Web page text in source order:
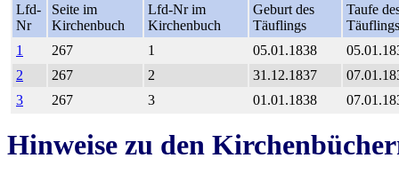
Lfd-
Nr
Seite im
Kirchenbuch
Lfd-Nr im
Kirchenbuch
Geburt des
Täuflings
Taufe
Täuflings
1
267 1 05.01.1838
2
267 2 31.12.1837
3
267 3 01.01.1838
Hinweise zu den